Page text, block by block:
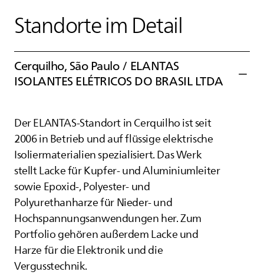
Standorte im Detail
Cerquilho, São Paulo / ELANTAS
ISOLANTES ELÉTRICOS DO BRASIL LTDA
DerELANTAS-Standort in Cerquilho ist seit
2006 in Betrieb und auf flüssige elektrische
Isoliermaterialien spezialisiert. Das Werk
stellt Lacke für Kupfer- und Aluminiumleiter
sowie Epoxid-, Polyester- und
Polyurethanharze für Nieder- und
Hochspannungsanwendungen her. Zum
Portfolio gehören außerdem Lacke und
Harze für die Elektronik und die
Vergusstechnik.